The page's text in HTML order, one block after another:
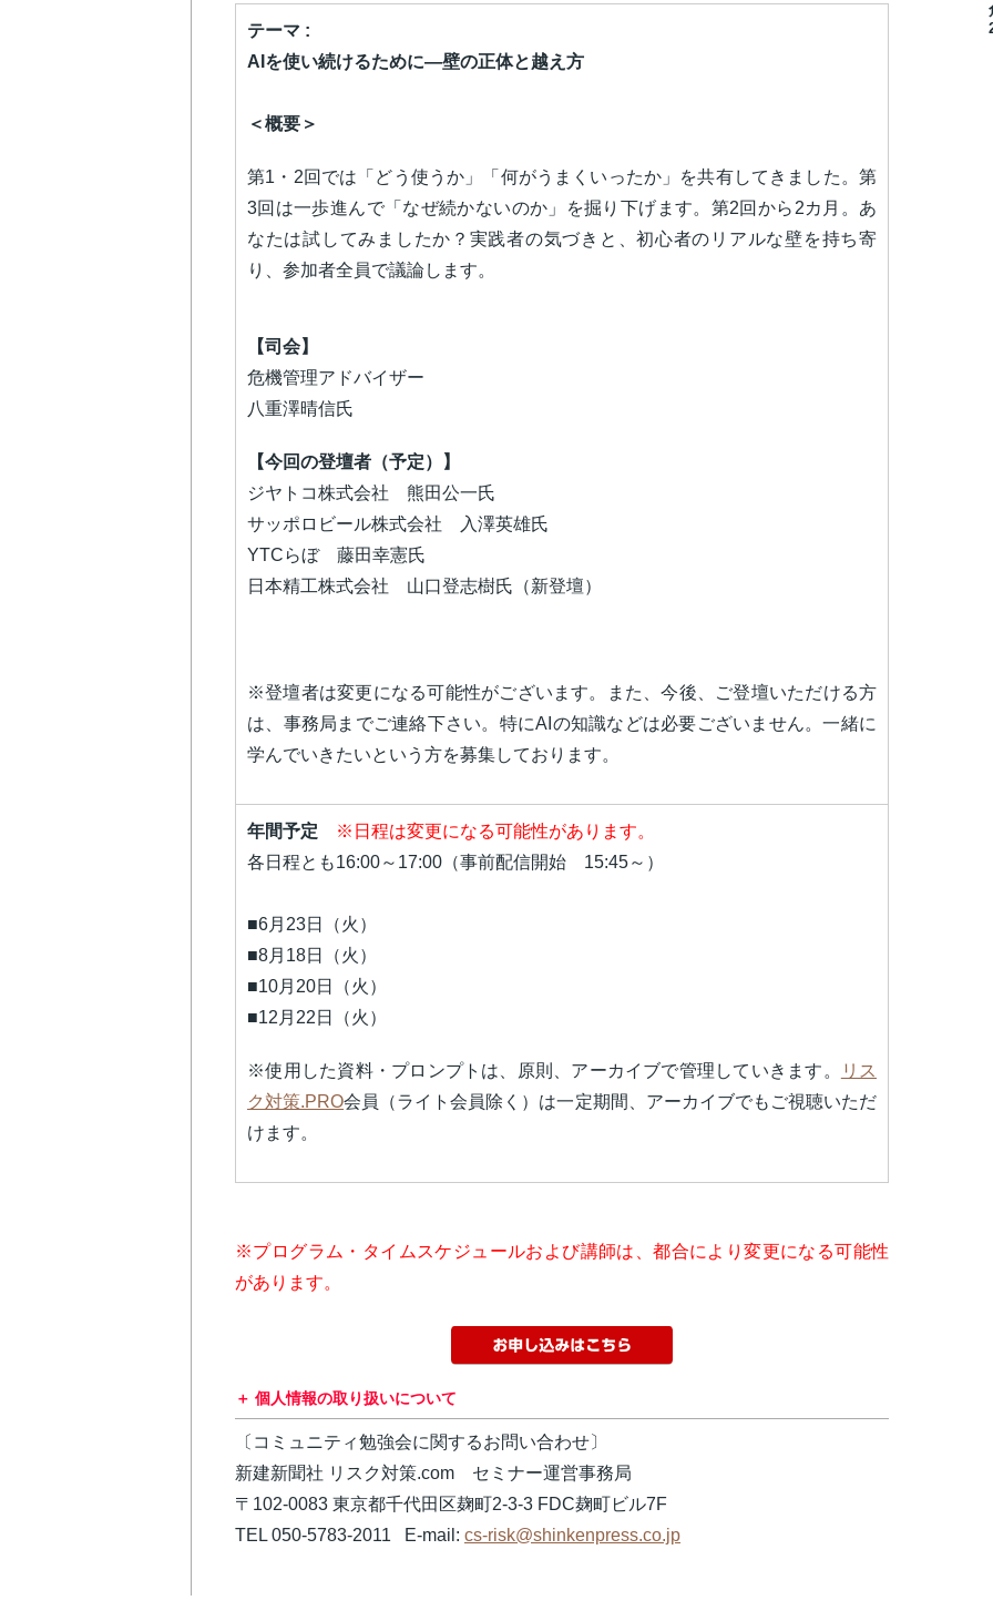
テーマ :
AIを使い続けるために—壁の正体と越え方
＜概要＞
第1・2回では「どう使うか」「何がうまくいったか」を共有してきました。第
3回は一歩進んで「なぜ続かないのか」を掘り下げます。第2回から2カ月。あ
なたは試してみましたか？実践者の気づきと、初心者のリアルな壁を持ち寄
り、参加者全員で議論します。
【司会】
危機管理アドバイザー
八重澤晴信氏
【今回の登壇者（予定）】
ジヤトコ株式会社 熊田公一氏
サッポロビール株式会社 入澤英雄氏
YTCらぼ 藤田幸憲氏
日本精工株式会社 山口登志樹氏（新登壇）
※登壇者は変更になる可能性がございます。また、今後、ご登壇いただける方
は、事務局までご連絡下さい。特にAIの知識などは必要ございません。一緒に
学んでいきたいという方を募集しております。
年間予定
※日程は変更になる可能性があります。
各日程とも16:00～17:00（事前配信開始 15:45～）
■6月23日（火）
■8月18日（火）
■10月20日（火）
■12月22日（火）
​※使用した資料・プロンプトは、原則、アーカイブで管理していきます。
リス
ク対策.PRO会員（ライト会員除く）は一定期間、アーカイブでもご視聴いただ
けます。
※プログラム・タイムスケジュールおよび講師は、都合により変更になる可能性
があります。
個人情報の取り扱いについて
〔コミュニティ勉強会に関するお問い合わせ〕
新建新聞社 リスク対策.com セミナー運営事務局
〒102-0083 東京都千代田区麹町2-3-3 FDC麹町ビル7F
TEL 050-5783-2011 E-mail: cs-risk@shinkenpress.co.jp